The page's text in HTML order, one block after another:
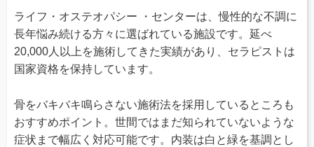
ライフ・オステオパシー ・センターは、慢性的な不調に
長年悩み続ける方々に選ばれている施設です。延べ
20,000人以上を施術してきた実績があり、セラピストは
国家資格を保持しています。
骨をバキバキ鳴らさない施術法を採用しているところも
おすすめポイント。世間ではまだ知られていないような
症状まで幅広く対応可能です。内装は白と緑を基調とし